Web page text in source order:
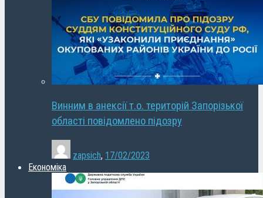
Винним в анексії т.о. територій Запорізької
області повідомлено підозру
zapsich, 17/02/2023
Економіка